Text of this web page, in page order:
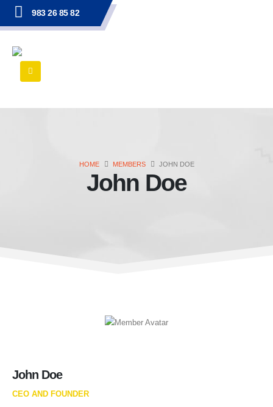
983 26 85 82
HOME MEMBERS JOHN DOE
John Doe
John Doe
CEO AND FOUNDER